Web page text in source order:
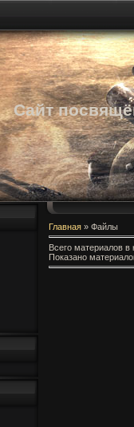
Сайт
Главная » Файлы
Всего материалов в
Показано